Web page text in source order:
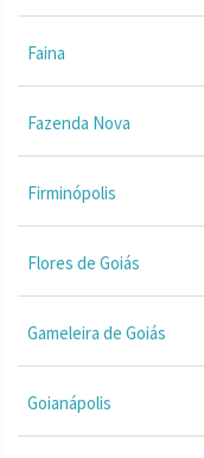
Faina
Fazenda Nova
Firminópolis
Flores de Goiás
Gameleira de Goiás
Goianápolis